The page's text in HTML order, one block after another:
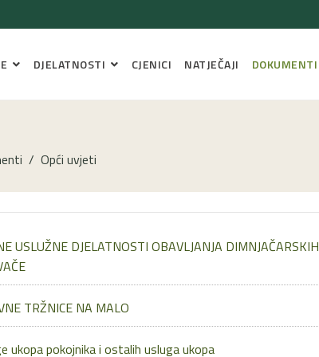
DJELATNOSTI CJENICI NATJEČAJI DOKUMENTI
Opći uvjeti
USLUŽNE DJELATNOSTI OBAVLJANJA DIMNJAČARSKIH
TRŽNICE NA MALO
ukopa pokojnika i ostalih usluga ukopa